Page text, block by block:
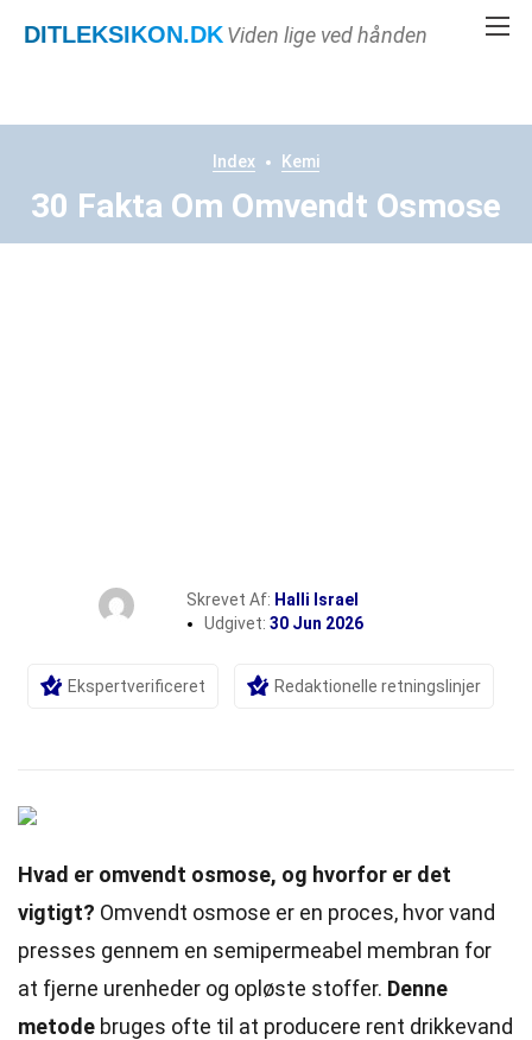
DITLEKSIKON.DKViden lige ved hånden
Index Kemi
30 Fakta Om Omvendt Osmose
Skrevet Af: Halli Israel
Udgivet: 30 Jun 2026
Ekspertverificeret Redaktionelle retningslinjer
Hvad er omvendt osmose, og hvorfor er det
vigtigt? Omvendt osmose er en proces, hvor vand
presses gennem en semipermeabel membran for
at fjerne urenheder og opløste stoffer. Denne
metode bruges ofte til at producere rent drikkevand